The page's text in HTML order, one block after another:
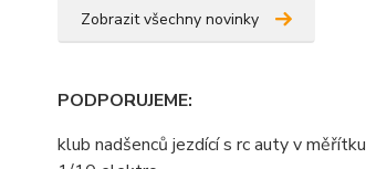
Zobrazit všechny novinky
PODPORUJEME:
klub nadšenců jezdící s rc auty v měřítku